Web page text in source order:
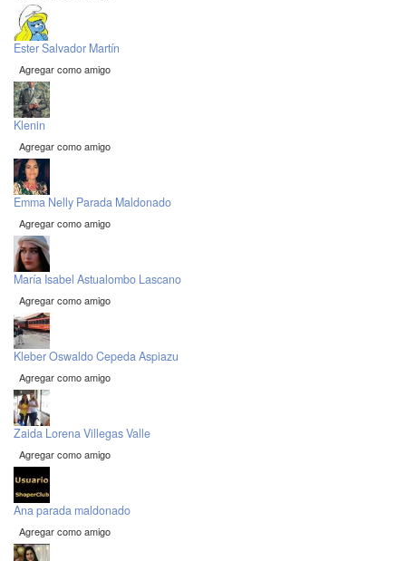
Ester Salvador Martín
Agregar como amigo
Klenin
Agregar como amigo
Emma Nelly Parada Maldonado
Agregar como amigo
María Isabel Astualombo Lascano
Agregar como amigo
Kleber Oswaldo Cepeda Aspiazu
Agregar como amigo
Zaida Lorena Villegas Valle
Agregar como amigo
Ana parada maldonado
Agregar como amigo